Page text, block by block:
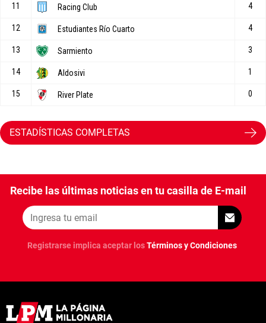
ESTADÍSTICAS COMPLETAS
Recibe las últimas noticias en tu casilla de E-mail
Registrarse implica aceptar losTérminos y Condiciones